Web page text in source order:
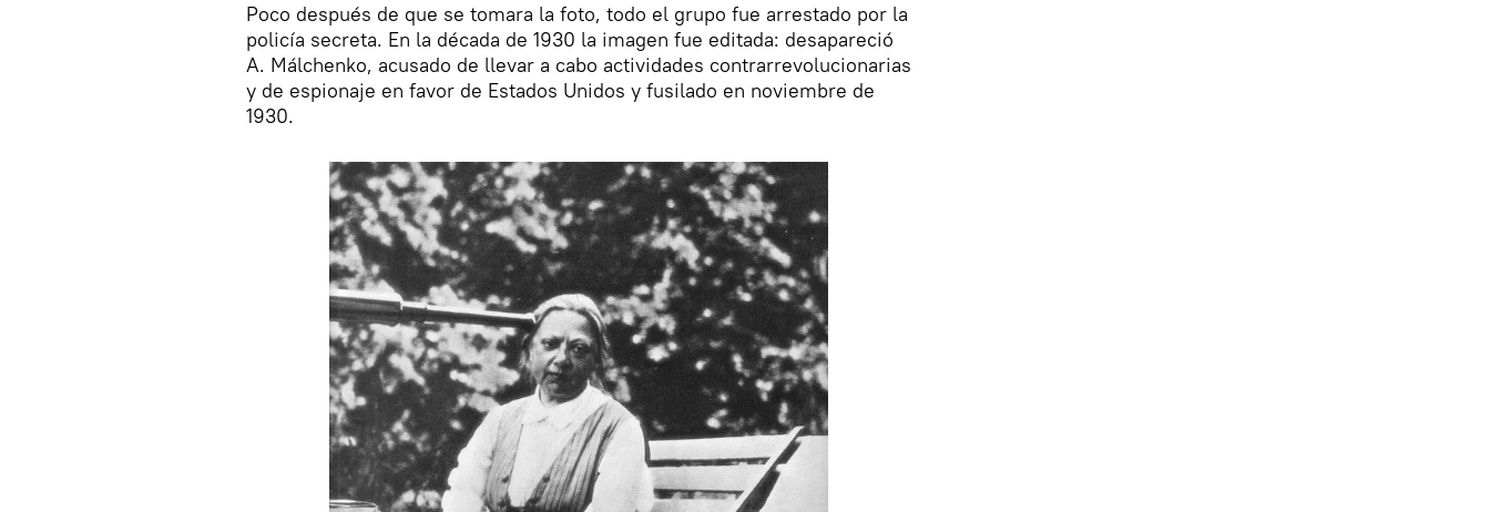
Poco después de que se tomara la foto, todo el grupo fue arrestado por la
policía secreta. En la década de 1930 la imagen fue editada: desapareció
A. Málchenko, acusado de llevar a cabo actividades contrarrevolucionarias
y de espionaje en favor de Estados Unidos y fusilado en noviembre de
1930.